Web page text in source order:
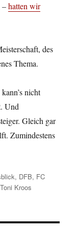
–hatten wir
des
Thema.
nicht
Und
Gleich gar
Zumindestens
, DFB, FC
Toni Kroos